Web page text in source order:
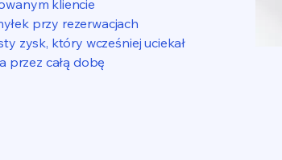
kliencie
przy rezerwacjach
zysk, który wcześniej uciekał
przez całą dobę